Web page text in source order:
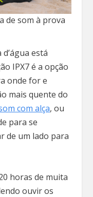
de som à prova
está
IPX7 é a opção
onde for e
mais quente do
com alça, ou
para se
de um lado para
horas de muita
ouvir os